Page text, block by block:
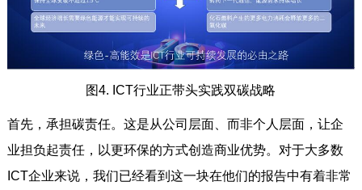
图4. ICT行业正带头实践双碳战略
首先，承担碳责任。这是从公司层面、而非个人层面，让企
业担负起责任，以更环保的方式创造商业优势。对于大多数
ICT企业来说，我们已经看到这一块在他们的报告中有着非常